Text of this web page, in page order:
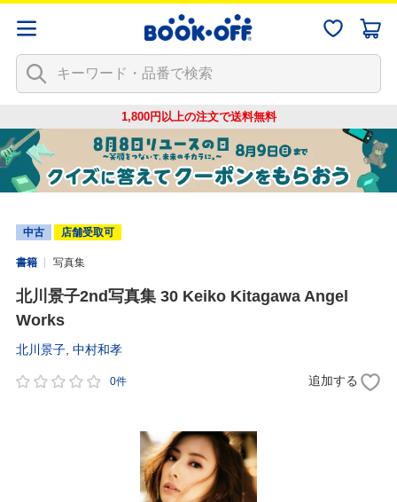
1,800円以上の注文で送料無料
中古 店舗受取可
書籍 写真集
北川景子2nd写真集 30 Keiko Kitagawa Angel
Works
北川景子 中村和孝
0件 追加する